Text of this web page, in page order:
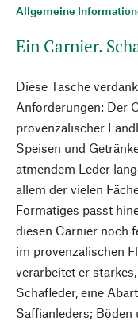
Allgemeine
Ein Carnier.
Diese Tasche
Anforderungen: Der
provenzalischer
Speisen und
atmendem Leder
allem der vielen
Formatiges passt
diesen Carnier noch
im provenzalischen
verarbeitet er
Schafleder, eine
Saffianleders; Böden